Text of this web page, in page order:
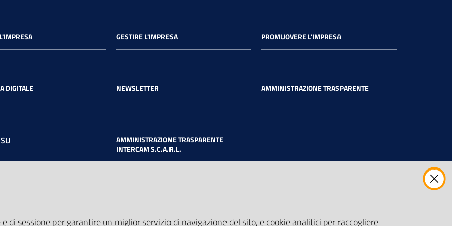
GESTIRE L'IMPRESA PROMUOVERE L'IMPRESA
DIGITALE NEWSLETTER AMMINISTRAZIONE TRASPARENTE
AMMINISTRAZIONE TRASPARENTE
INTERCAM S.C.A.R.L.
di sessione per garantire un miglior servizio di navigazione del sito, e cookie analitici per raccogliere